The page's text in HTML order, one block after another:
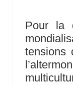
Pour la
tensions